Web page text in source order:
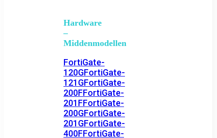
Hardware
–
Middenmodellen
FortiGate-
120GFortiGate-
121GFortiGate-
200FFortiGate-
201FFortiGate-
200GFortiGate-
201GFortiGate-
400FFortiGate-